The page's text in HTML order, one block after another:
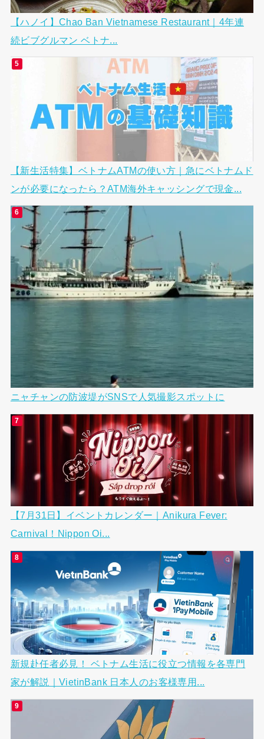
【ハノイ】Chao Ban Vietnamese Restaurant｜4年連
続ビブグルマン ベトナ...
【新生活特集】ベトナムATMの使い方｜急にベトナムド
ンが必要になったら？ATM海外キャッシングで現金...
ニャチャンの防波堤がSNSで人気撮影スポットに
【7月31日】イベントカレンダー｜Anikura Fever:
Carnival！Nippon Oi...
新規赴任者必見！ ベトナム生活に役立つ情報を各専門
家が解説｜VietinBank 日本人のお客様専用...